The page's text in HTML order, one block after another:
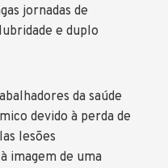
jornadas de
e duplo
da saúde
devido à perda de
lesões
imagem de uma